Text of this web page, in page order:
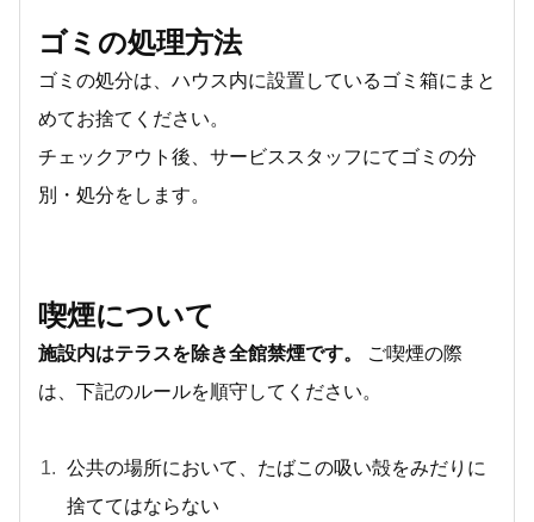
ゴミの処理方法
ゴミの処分は、ハウス内に設置しているゴミ箱にまと
めてお捨てください。
チェックアウト後、サービススタッフにてゴミの分
別・処分をします。
喫煙について
施設内はテラスを除き全館禁煙です。
ご喫煙の際
は、下記のルールを順守してください。
公共の場所において、たばこの吸い殻をみだりに
捨ててはならない